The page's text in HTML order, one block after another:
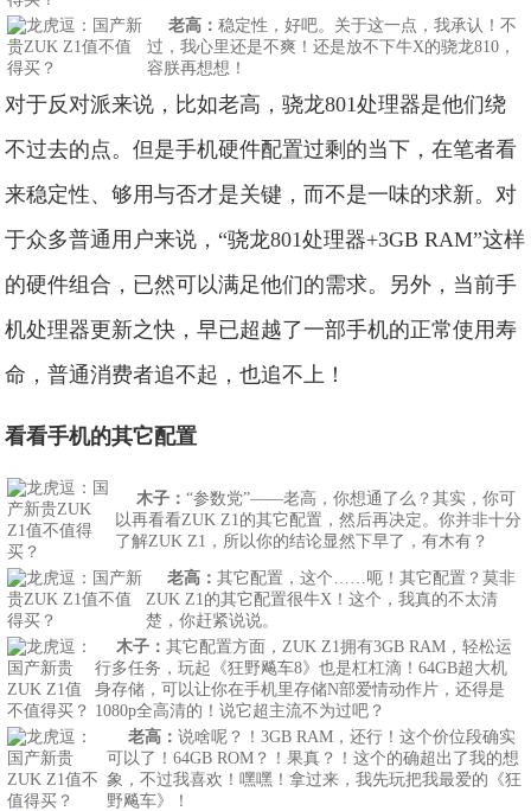
老高 ：稳定性，好吧。关于这一点，我承认！不
过，我心里还是不爽！还是放不下牛X的骁龙810，
容朕再想想！
对于反对派来说，比如老高，骁龙801处理器是他们绕
不过去的点。但是手机硬件配置过剩的当下，在笔者看
来稳定性、够用与否才是关键，而不是一味的求新。对
于众多普通用户来说，“骁龙801处理器+3GB RAM”这样
的硬件组合，已然可以满足他们的需求。另外，当前手
机处理器更新之快，早已超越了一部手机的正常使用寿
命，普通消费者追不起，也追不上！
看看手机的其它配置
木子：“参数党”——老高，你想通了么？其实，你可
以再看看ZUK Z1的其它配置，然后再决定。你并非十分
了解ZUK Z1，所以你的结论显然下早了，有木有？
老高 ：其它配置，这个……呃！其它配置？莫非
ZUK Z1的其它配置很牛X！这个，我真的不太清
楚，你赶紧说说。
木子 ：其它配置方面，ZUK Z1拥有3GB RAM，轻松运
行多任务，玩起《狂野飚车8》也是杠杠滴！64GB超大机
身存储，可以让你在手机里存储N部爱情动作片，还得是
1080p全高清的！说它超主流不为过吧？
老高 ：说啥呢？！3GB RAM，还行！这个价位段确实
可以了！64GB ROM？！果真？！这个的确超出了我的想
象，不过我喜欢！嘿嘿！拿过来，我先玩把我最爱的《狂
野飚车》！